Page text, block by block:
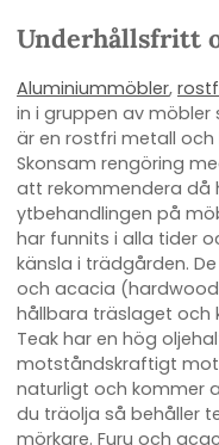
Underhållsfritt
Aluminiummöbler,
in i gruppen av möbler
är en rostfri metall
Skonsam rengöring
att rekommendera då
ytbehandlingen på
har funnits i alla tider
känsla i trädgården.
och acacia
hållbara träslaget och
Teak har en hög
motståndskraftigt
naturligt och kommer
du träolja så behåller
mörkare. Furu och